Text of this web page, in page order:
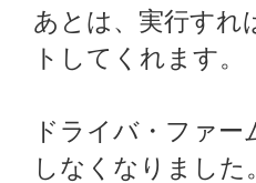
あとは、実行すれ
トしてくれます。
ドライバ・ファ
しなくなりました。